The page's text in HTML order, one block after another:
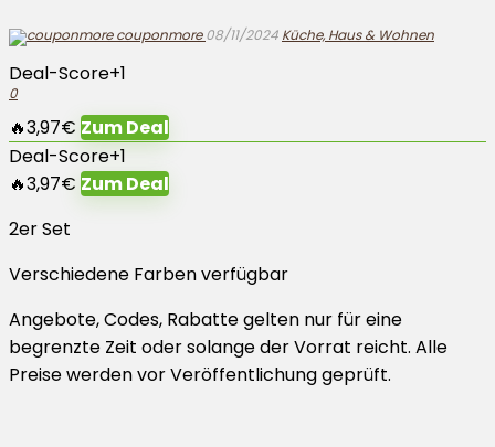
couponmore08/11/2024 Küche, Haus & Wohnen
Deal-Score+1
0
🔥3,97€ Zum Deal
Deal-Score+1
🔥3,97€ Zum Deal
2er Set
Verschiedene Farben verfügbar
Angebote, Codes, Rabatte gelten nur für eine
begrenzte Zeit oder solange der Vorrat reicht. Alle
Preise werden vor Veröffentlichung geprüft.